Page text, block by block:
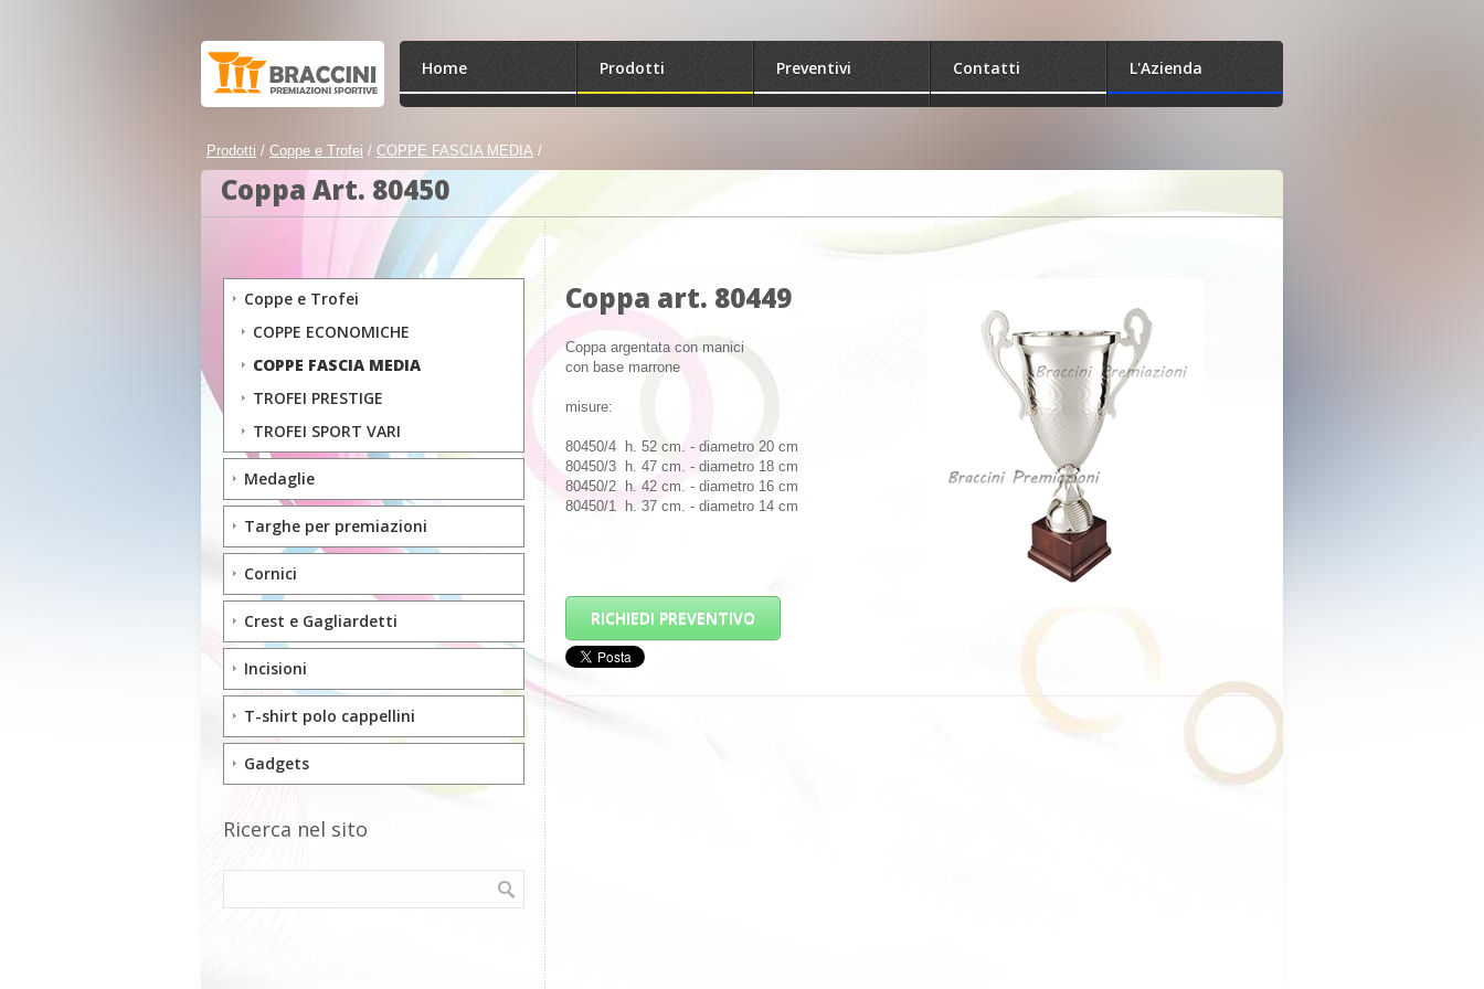
Home Prodotti Preventivi Contatti L'Azienda
Prodotti / Coppe e Trofei / COPPE FASCIA MEDIA /
Coppa Art. 80450
Coppa art. 80449
Coppa argentata con manici
con base marrone
misure:
80450/4 h. 52 cm. - diametro 20 cm
80450/3 h. 47 cm. - diametro 18 cm
80450/2 h. 42 cm. - diametro 16 cm
80450/1 h. 37 cm. - diametro 14 cm
RICHIEDI PREVENTIVO
Coppe e Trofei
COPPE ECONOMICHE
COPPE FASCIA MEDIA
TROFEI PRESTIGE
TROFEI SPORT VARI
Medaglie
Targhe per premiazioni
Cornici
Crest e Gagliardetti
Incisioni
T-shirt polo cappellini
Gadgets
Ricerca nel sito